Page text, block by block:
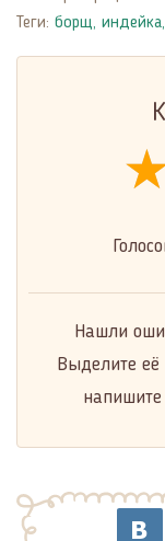
Теги: борщ, индейка,
Нашли
Выделите